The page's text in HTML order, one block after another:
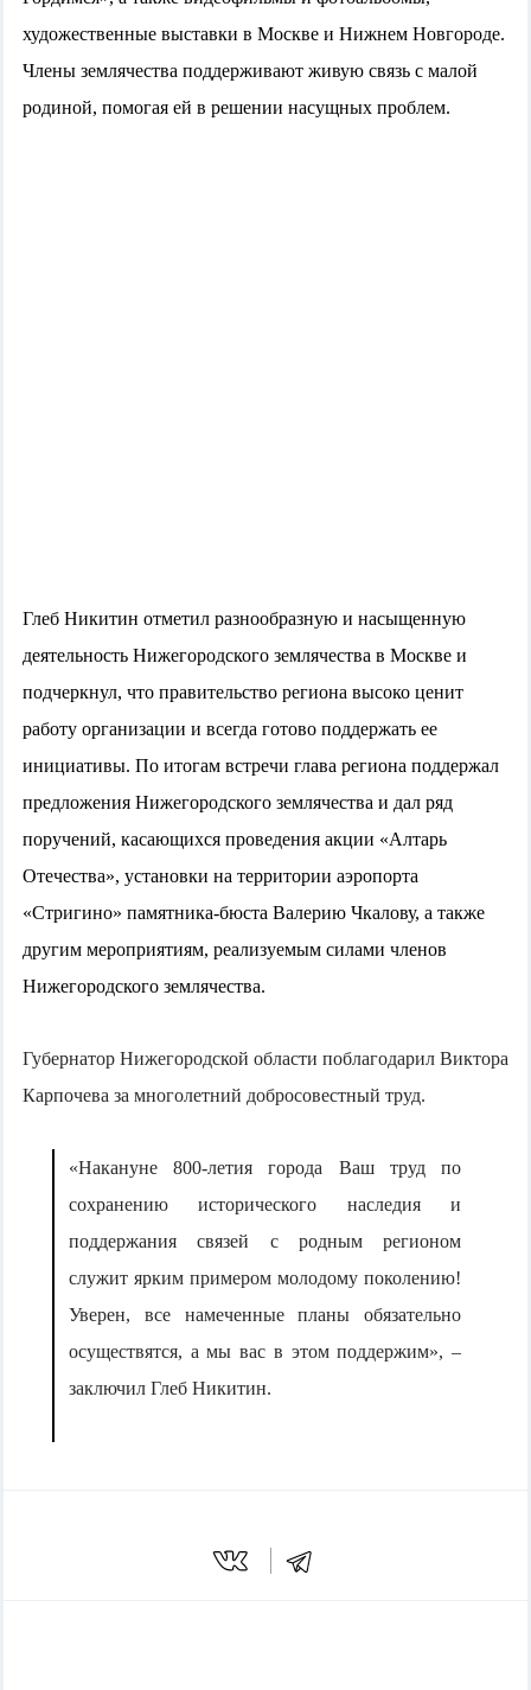
художественные выставки в Москве и Нижнем Новгороде.
Члены землячества поддерживают живую связь с малой
родиной, помогая ей в решении насущных проблем.
Глеб Никитин отметил разнообразную и насыщенную
деятельность Нижегородского землячества в Москве и
подчеркнул, что правительство региона высоко ценит
работу организации и всегда готово поддержать ее
инициативы. По итогам встречи глава региона поддержал
предложения Нижегородского землячества и дал ряд
поручений, касающихся проведения акции «Алтарь
Отечества», установки на территории аэропорта
«Стригино» памятника-бюста Валерию Чкалову, а также
другим мероприятиям, реализуемым силами членов
Нижегородского землячества.
Губернатор Нижегородской области поблагодарил Виктора
Карпочева за многолетний добросовестный труд.
«Накануне 800-летия города Ваш труд по
сохранению исторического наследия и
поддержания связей с родным регионом
служит ярким примером молодому поколению!
Уверен, все намеченные планы обязательно
осуществятся, а мы вас в этом поддержим», –
заключил Глеб Никитин.